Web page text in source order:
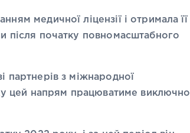
медичної ліцензії і отримала її
після початку повномасштабного
партнерів з міжнародної
цей напрям працюватиме виключно